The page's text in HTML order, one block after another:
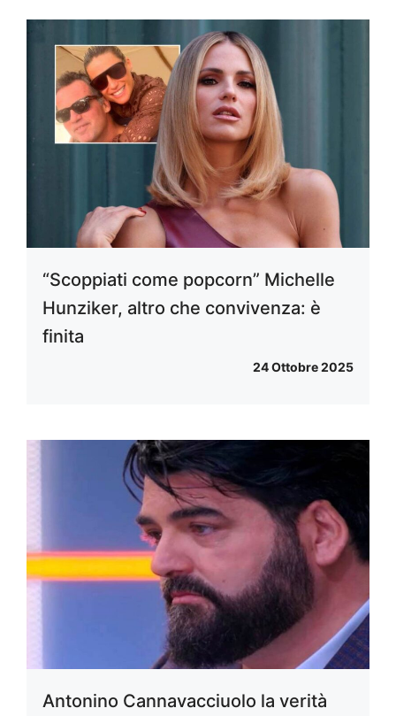
“Scoppiati come popcorn” Michelle
Hunziker, altro che convivenza: è
finita
24 Ottobre 2025
Antonino Cannavacciuolo la verità